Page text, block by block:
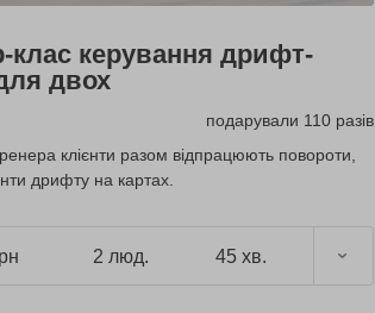
клас керування дрифт-
двох
подарували 110 разів
клієнти разом відпрацюють повороти,
дрифту на картах.
2 люд. 45 хв.